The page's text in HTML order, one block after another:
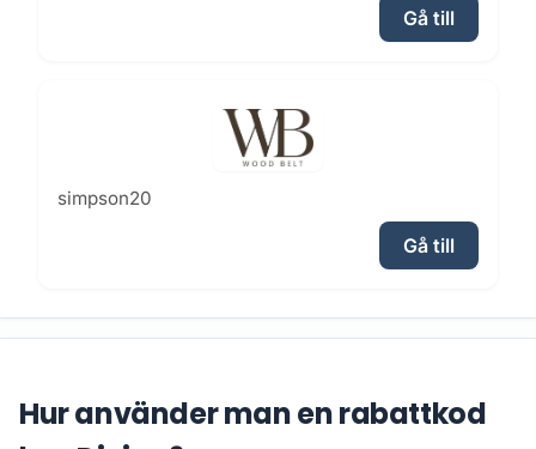
Gå till
simpson20
Gå till
Hur använder man en rabattkod